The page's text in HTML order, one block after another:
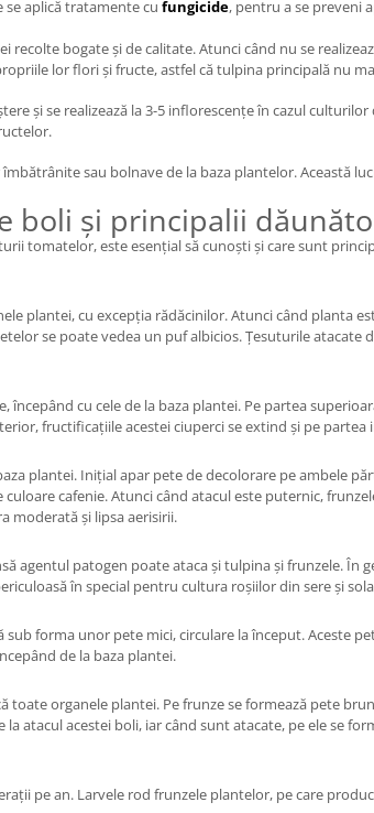
se aplică tratamente cu fungicide, pentru a se preveni
bogate și de calitate. Atunci când nu se
lor flori și fructe, astfel că tulpina principală nu
și se realizează la 3-5 inflorescențe în cazul
sau bolnave de la baza plantelor. Această
boli și principalii
tomatelor, este esențial să cunoști și care sunt
plantei, cu excepția rădăcinilor. Atunci când planta
se poate vedea un puf albicios. Țesuturile
începând cu cele de la baza plantei. Pe partea
fructificațiile acestei ciuperci se extind și pe partea
plantei. Inițial apar pete de decolorare pe ambele
cafenie. Atunci când atacul este puternic,
moderată și lipsa aerisirii.
agentul patogen poate ataca și tulpina și frunzele.
în special pentru cultura roșiilor din sere și
sub forma unor pete mici, circulare la început. Aceste
de la baza plantei.
toate organele plantei. Pe frunze se formează pete
atacul acestei boli, iar când sunt atacate, pe ele se
pe an. Larvele rod frunzele plantelor, pe care